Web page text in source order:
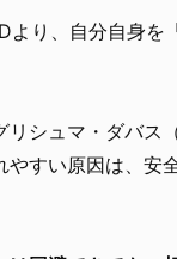
より、自分自身を
リシュマ・ダバ
すい原因は、安